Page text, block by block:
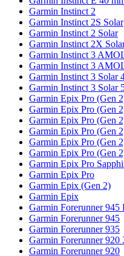
Garmin Instinct 2
Garmin Instinct 2S Solar
Garmin Instinct 2 Solar
Garmin Instinct 2X
Garmin Instinct 3
Garmin Instinct 3
Garmin Instinct 3 Solar
Garmin Instinct 3 Solar
Garmin Epix Pro (Gen
Garmin Epix Pro (Gen
Garmin Epix Pro (Gen
Garmin Epix Pro (Gen
Garmin Epix Pro (Gen
Garmin Epix Pro (Gen
Garmin Epix Pro
Garmin Epix Pro
Garmin Epix (Gen 2)
Garmin Epix
Garmin Forerunner 945
Garmin Forerunner 945
Garmin Forerunner 935
Garmin Forerunner 920
Garmin Forerunner 920